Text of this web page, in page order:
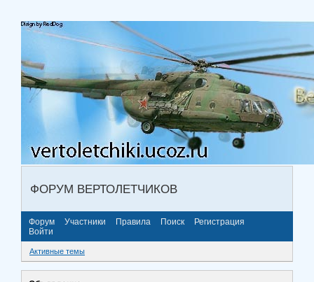
ФОРУМ ВЕРТОЛЕТЧИКОВ
Форум Участники Правила Поиск
Регистрация
Войти
Активные темы